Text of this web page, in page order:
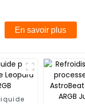
En savoir plus